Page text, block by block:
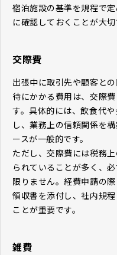
宿泊施設の基準を規程で
に確認しておくことが大切
交際費
出張中に取引先や顧客と
待にかかる費用は、交際
す。具体的には、飲食代
し、業務上の信頼関係を
ースが一般的です。
ただし、交際費には税務
られていることが多く、
限りません。経費申請の
領収書を添付し、社内規
ことが重要です。
雑費